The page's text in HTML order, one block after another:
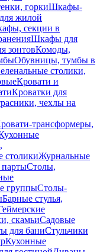
горкиШкафы-
жилой
секции в
Шкафы для
зонтовКомоды,
Обувницы, тумбы в
столики,
Кровати и
Кроватки для
чехлы на
трансформеры,
столикиЖурнальные
партыСтолы,
группыСтолы-
Барные стулья,
скамьиСадовые
для баниСтульчики
Кухонные